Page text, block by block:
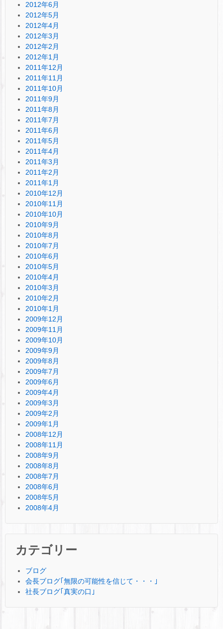
2012年6月
2012年5月
2012年4月
2012年3月
2012年2月
2012年1月
2011年12月
2011年11月
2011年10月
2011年9月
2011年8月
2011年7月
2011年6月
2011年5月
2011年4月
2011年3月
2011年2月
2011年1月
2010年12月
2010年11月
2010年10月
2010年9月
2010年8月
2010年7月
2010年6月
2010年5月
2010年4月
2010年3月
2010年2月
2010年1月
2009年12月
2009年11月
2009年10月
2009年9月
2009年8月
2009年7月
2009年6月
2009年4月
2009年3月
2009年2月
2009年1月
2008年12月
2008年11月
2008年9月
2008年8月
2008年7月
2008年6月
2008年5月
2008年4月
カテゴリー
ブログ
会長ブログ｢無限の可能性を信じて・・・｣
社長ブログ｢真実の口｣